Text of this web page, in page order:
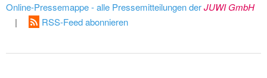
Online-Pressemappe - alle Pressemitteilungen derJUWI GmbH
|
RSS-Feed abonnieren